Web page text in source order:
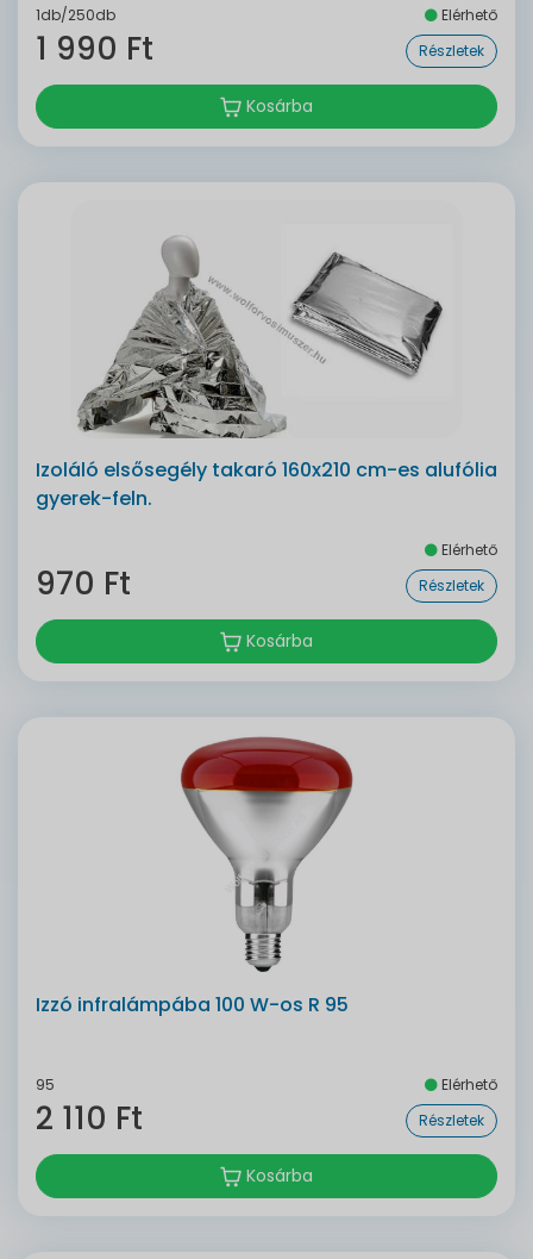
1db/250db Elérhető
1 990 Ft Részletek
Kosárba
Izoláló elsősegély takaró 160x210 cm-es alufólia
gyerek-feln.
Elérhető
970 Ft Részletek
Kosárba
Izzó infralámpába 100 W-os R 95
95 Elérhető
2 110 Ft Részletek
Kosárba